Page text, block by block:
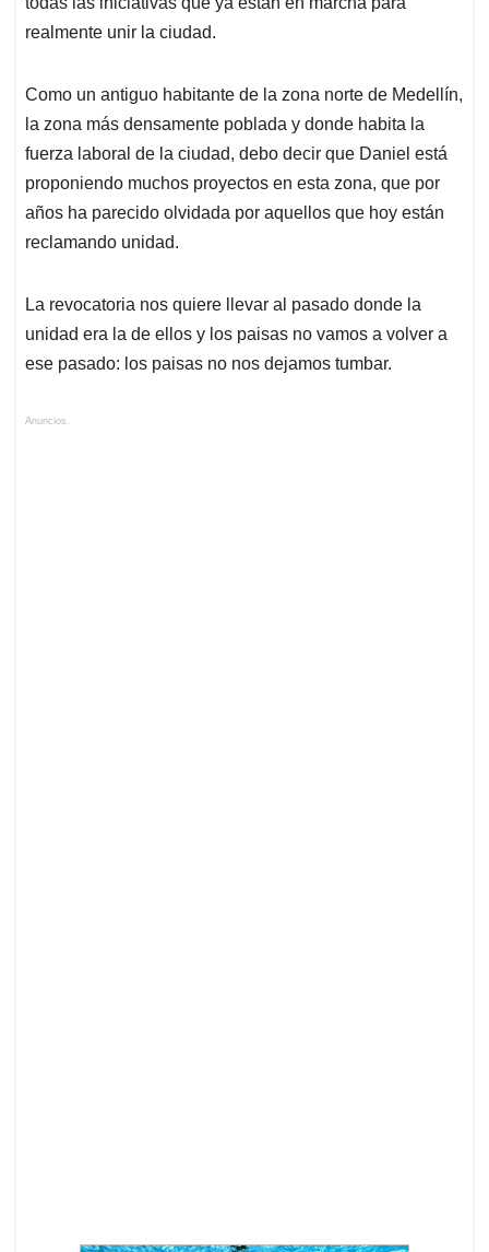
realmente unir la ciudad.
Como un antiguo habitante de la zona norte de Medellín,
la zona más densamente poblada y donde habita la
fuerza laboral de la ciudad, debo decir que Daniel está
proponiendo muchos proyectos en esta zona, que por
años ha parecido olvidada por aquellos que hoy están
reclamando unidad.
La revocatoria nos quiere llevar al pasado donde la
unidad era la de ellos y los paisas no vamos a volver a
ese pasado: los paisas no nos dejamos tumbar.
Anuncios.